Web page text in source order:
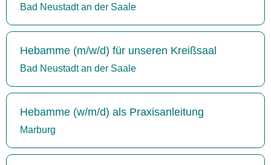
Bad Neustadt an der Saale
Hebamme (m/w/d) für unseren Kreißsaal
Bad Neustadt an der Saale
Hebamme (w/m/d) als Praxisanleitung
Marburg